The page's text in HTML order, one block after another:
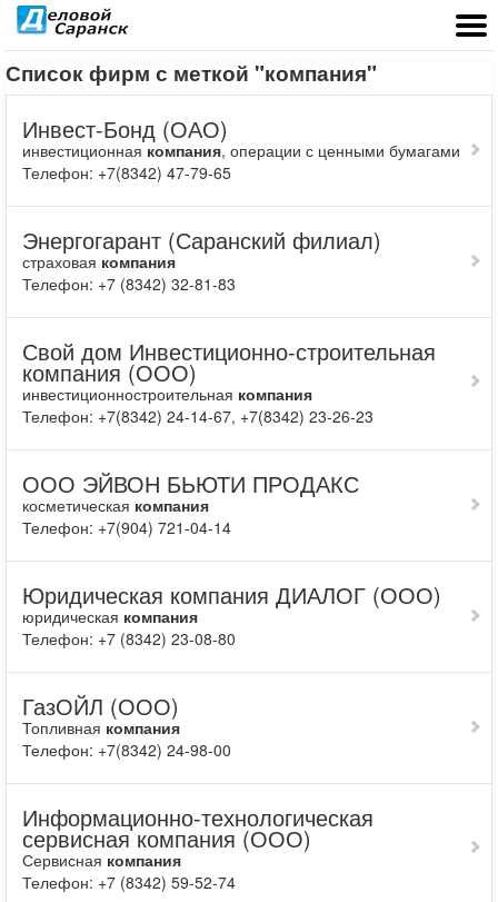
Список фирм с меткой "компания"
Инвест-Бонд (ОАО)
инвестиционная компания, операции с ценными бумагами
Телефон: +7(8342) 47-79-65
Энергогарант (Саранский филиал)
страховая компания
Телефон: +7 (8342) 32-81-83
Свой дом Инвестиционно-строительная
компания (ООО)
инвестиционностроительная компания
Телефон: +7(8342) 24-14-67, +7(8342) 23-26-23
ООО ЭЙВОН БЬЮТИ ПРОДАКС
косметическая компания
Телефон: +7(904) 721-04-14
Юридическая компания ДИАЛОГ (ООО)
юридическая компания
Телефон: +7 (8342) 23-08-80
ГазОЙЛ (ООО)
Топливная компания
Телефон: +7(8342) 24-98-00
Информационно-технологическая
сервисная компания (ООО)
Сервисная компания
Телефон: +7 (8342) 59-52-74